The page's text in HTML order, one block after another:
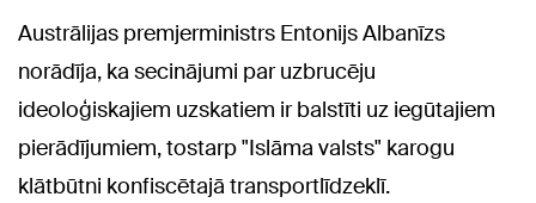
Austrālijas premjerministrs Entonijs Albanīzs
norādīja, ka secinājumi par uzbrucēju
ideoloģiskajiem uzskatiem ir balstīti uz iegūtajiem
pierādījumiem, tostarp "Islāma valsts" karogu
klātbūtni konfiscētajā transportlīdzeklī.